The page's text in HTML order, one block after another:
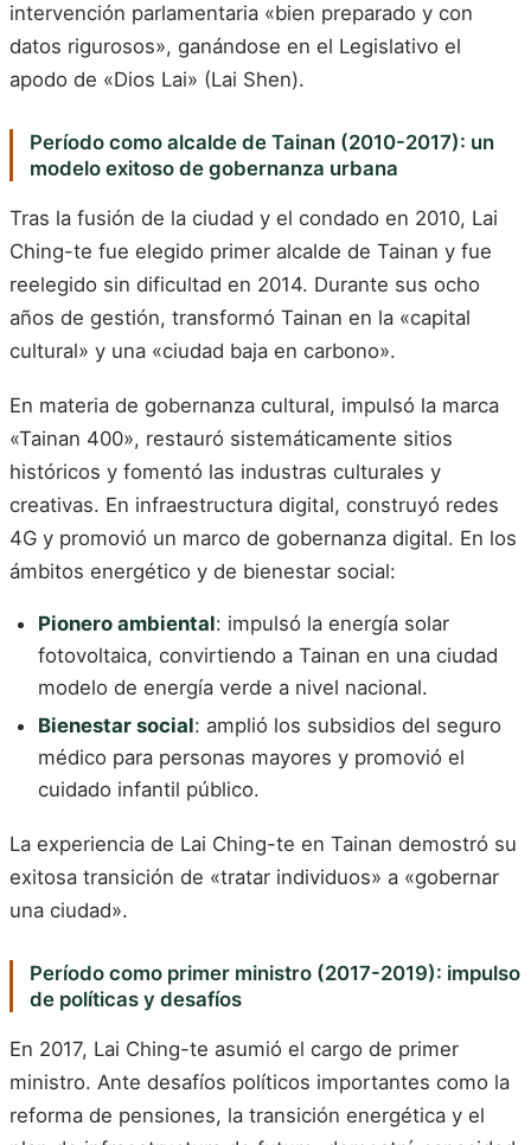
intervención parlamentaria «bien preparado y con
datos rigurosos», ganándose en el Legislativo el
apodo de «Dios Lai» (Lai Shen).
Período como alcalde de Tainan (2010-2017): un
modelo exitoso de gobernanza urbana
Tras la fusión de la ciudad y el condado en 2010, Lai
Ching-te fue elegido primer alcalde de Tainan y fue
reelegido sin dificultad en 2014. Durante sus ocho
años de gestión, transformó Tainan en la «capital
cultural» y una «ciudad baja en carbono».
En materia de gobernanza cultural, impulsó la marca
«Tainan 400», restauró sistemáticamente sitios
históricos y fomentó las industras culturales y
creativas. En infraestructura digital, construyó redes
4G y promovió un marco de gobernanza digital. En los
ámbitos energético y de bienestar social:
Pionero ambiental: impulsó la energía solar
fotovoltaica, convirtiendo a Tainan en una ciudad
modelo de energía verde a nivel nacional.
Bienestar social: amplió los subsidios del seguro
médico para personas mayores y promovió el
cuidado infantil público.
La experiencia de Lai Ching-te en Tainan demostró su
exitosa transición de «tratar individuos» a «gobernar
una ciudad».
Período como primer ministro (2017-2019): impulso
de políticas y desafíos
En 2017, Lai Ching-te asumió el cargo de primer
ministro. Ante desafíos políticos importantes como la
reforma de pensiones, la transición energética y el